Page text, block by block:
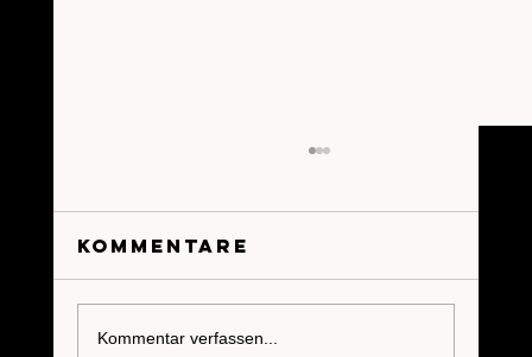
Kommentare
Kommentar verfassen...